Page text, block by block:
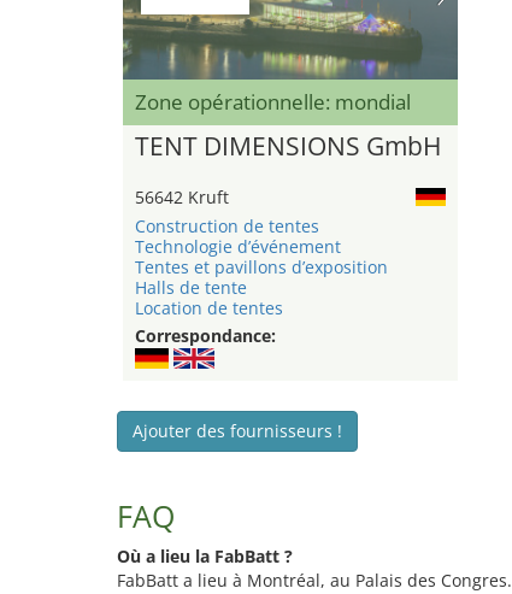
Zone opérationnelle: mondial
TENT DIMENSIONS GmbH
56642 Kruft
Construction de tentes
Technologie d’événement
Tentes et pavillons d’exposition
Halls de tente
Location de tentes
Correspondance:
Ajouter des fournisseurs !
FAQ
Où a lieu la FabBatt ?
FabBatt a lieu à Montréal, au Palais des Congres.